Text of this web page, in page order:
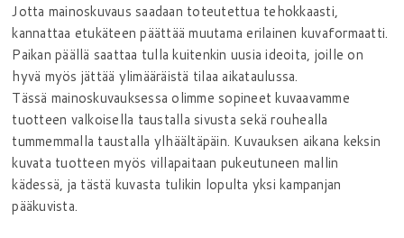
Jotta mainoskuvaus saadaan toteutettua tehokkaasti,
kannattaa etukäteen päättää muutama erilainen kuvaformaatti.
Paikan päällä saattaa tulla kuitenkin uusia ideoita, joille on
hyvä myös jättää ylimääräistä tilaa aikataulussa.
Tässä mainoskuvauksessa olimme sopineet kuvaavamme
tuotteen valkoisella taustalla sivusta sekä rouhealla
tummemmalla taustalla ylhäältäpäin. Kuvauksen aikana keksin
kuvata tuotteen myös villapaitaan pukeutuneen mallin
kädessä, ja tästä kuvasta tulikin lopulta yksi kampanjan
pääkuvista.